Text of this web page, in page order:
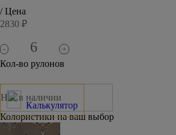
/ Цена
2830 ₽
- +
Кол-во рулонов
Калькулятор
Нет в наличии
Колористики на ваш выбор